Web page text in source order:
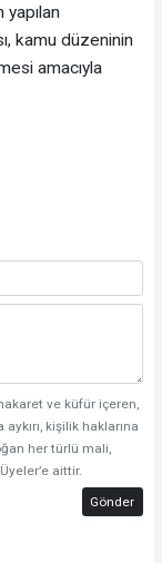
yapılan
kamu düzeninin
amacıyla
ve küfür içeren,
kişilik haklarına
her türlü mali,
aittir.
Gönder